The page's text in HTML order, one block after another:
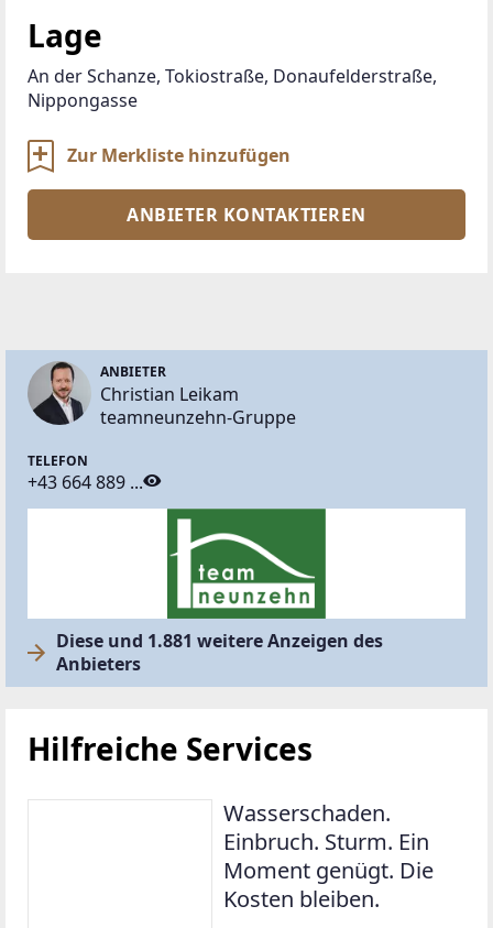
Lage
An der Schanze, Tokiostraße, Donaufelderstraße,
Nippongasse
Zur Merkliste hinzufügen
ANBIETER KONTAKTIEREN
ANBIETER
Christian Leikam
teamneunzehn-Gruppe
TELEFON
+43 664 889 ...
Diese und 1.881 weitere Anzeigen des
Anbieters
Hilfreiche Services
Wasserschaden.
Einbruch. Sturm. Ein
Moment genügt. Die
Kosten bleiben.